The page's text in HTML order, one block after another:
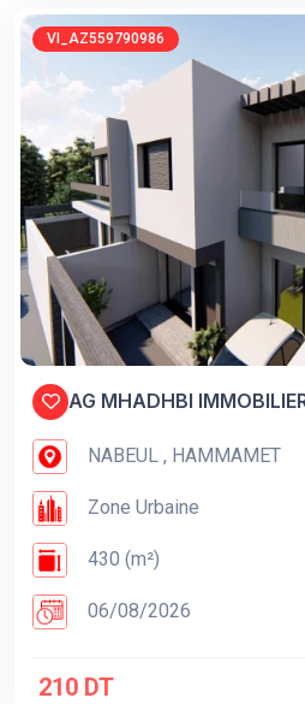
VI_AZ559790986
AG MHADHBI
NABEUL , HAMMAMET
Zone Urbaine
430 (m²)
06/08/2026
210 DT